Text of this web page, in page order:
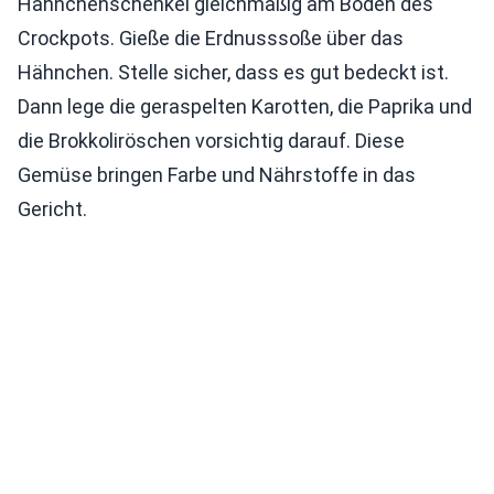
Crockpots. Gieße die Erdnusssoße über das
Hähnchen. Stelle sicher, dass es gut bedeckt ist.
Dann lege die geraspelten Karotten, die Paprika und
die Brokkoliröschen vorsichtig darauf. Diese
Gemüse bringen Farbe und Nährstoffe in das
Gericht.